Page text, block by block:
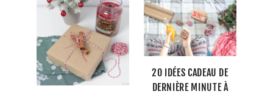
20 IDÉES CADEAU DE
DERNIÈRE MINUTE À